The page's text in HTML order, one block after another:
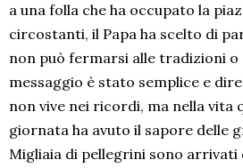
a una folla che ha occupato la
circostanti, il Papa ha scelto di
non può fermarsi alle tradizioni o
messaggio è stato semplice e
non vive nei ricordi, ma nella vita
giornata ha avuto il sapore delle
Migliaia di pellegrini sono arrivati